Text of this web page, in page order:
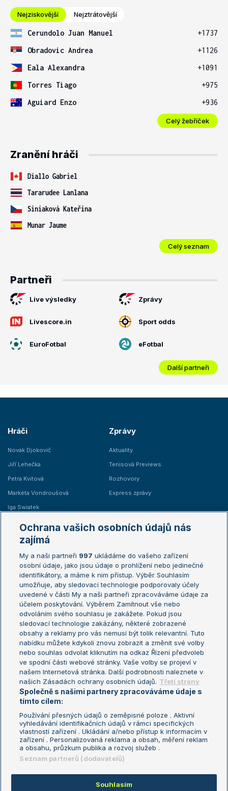
Nejziskovější Nejztrátovější
Cerundolo Juan Manuel
+1737
Obradovic Andrea
+1126
Eala Alexandra
+1091
Torres Tiago
+975
Aguiard Enzo
+936
Celý žebříček
Zranění hráči
Diallo Gabriel
Tararudee Lanlana
Siniaková Kateřina
Munar Jaume
Celý seznam
Partneři
Live výsledky Zprávy
Livescore.in Sport odds
EuroFotbal eFotbal
Další partneři
Hráči
Novak Djokovič
Jiří Lehečka
Petra Kvitová
Markéta Vondroušová
Iga Swiatek
Zprávy
Aktuality
Tenisová Previews
Rozhovory
Express zprávy
Žebříčky
Žebříček ATP (muži)
Žebříček WTA (ženy)
Sázkařský žebříček
Australian Open
French Open
Wimbledon
US Open
Turnaj mistrů
Turnaj mistryň
Aktualní trendy
Fotbalové přestupy
Livesport Daily
LS Prague Open
Podmínky užití
Nastavení soukromí
GDPR a žurnalistika
Reklama
Kontakt
Informace o zpracování osobních
údajů
Ochrana vašich osobních údajů nás
zajímá
My a naši partneři 997 ukládáme do vašeho zařízení
osobní údaje, jako jsou údaje o prohlížení nebo jedinečné
identifikátory, a máme k nim přístup. Výběr Souhlasím
umožňuje, aby sledovací technologie podporovaly účely
uvedené v části My a naši partneři zpracováváme údaje za
účelem poskytování. Výběrem Zamítnout vše nebo
odvoláním svého souhlasu je zakážete. Pokud jsou
sledovací technologie zakázány, některé zobrazené
obsahy a reklamy pro vás nemusí být tolik relevantní. Tuto
nabídku můžete kdykoli znovu zobrazit a změnit své volby
nebo souhlas odvolat kliknutím na odkaz Řízení předvoleb
ve spodní části webové stránky. Vaše volby se projeví v
našem Internetová stránka. Další podrobnosti naleznete v
našich Zásadách ochrany osobních údajů. Třetí strany
Společně s našimi partnery zpracováváme údaje s
tímto cílem:
Používání přesných údajů o zeměpisné poloze . Aktivní
vyhledávání identifikačních údajů v rámci specifických
vlastností zařízení . Ukládání a/nebo přístup k informacím v
zařízení . Personalizovaná reklama a obsah, měření reklam
a obsahu, průzkum publika a rozvoj služeb .
Seznam partnerů (dodavatelů)
Souhlasím